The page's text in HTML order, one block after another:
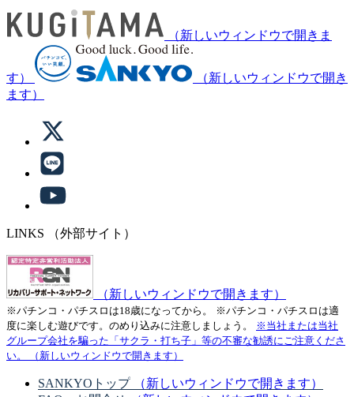
（新しいウィンドウで開きま
す）
（新しいウィンドウで開き
ます）
LINKS （外部サイト）
（新しいウィンドウで開きます）
※パチンコ・パチスロは18歳になってから。
※パチンコ・パチスロは適
度に楽しむ遊びです。のめり込みに注意しましょう。
※当社または当社
グループ会社を騙った「サクラ・打ち子」等の不審な勧誘にご注意くださ
い。
（新しいウィンドウで開きます）
SANKYOトップ
（新しいウィンドウで開きます）